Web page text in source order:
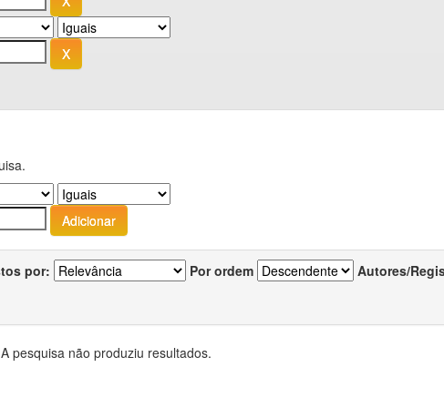
por: Por ordem Autores/
A pesquisa não produziu resultados.